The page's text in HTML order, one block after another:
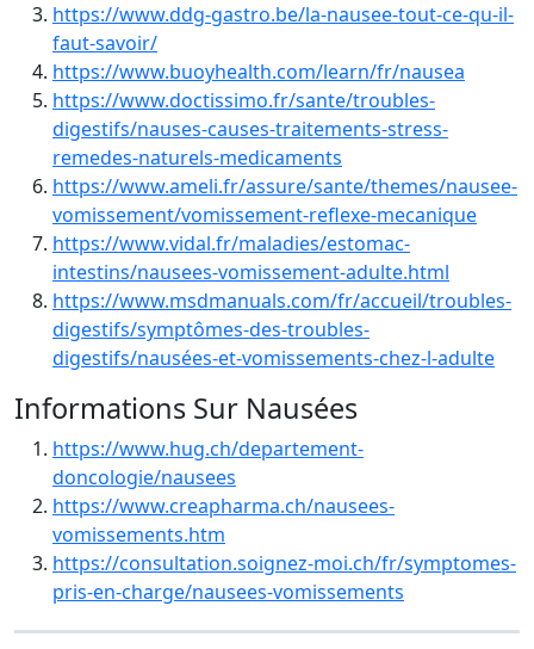
https://www.ddg-gastro.be/la-nausee-tout-ce-qu-il-
faut-savoir/
https://www.buoyhealth.com/learn/fr/nausea
https://www.doctissimo.fr/sante/troubles-
digestifs/nauses-causes-traitements-stress-
remedes-naturels-medicaments
https://www.ameli.fr/assure/sante/themes/nausee-
vomissement/vomissement-reflexe-mecanique
https://www.vidal.fr/maladies/estomac-
intestins/nausees-vomissement-adulte.html
https://www.msdmanuals.com/fr/accueil/troubles-
digestifs/symptômes-des-troubles-
digestifs/nausées-et-vomissements-chez-l-adulte
Informations Sur Nausées
https://www.hug.ch/departement-
doncologie/nausees
https://www.creapharma.ch/nausees-
vomissements.htm
https://consultation.soignez-moi.ch/fr/symptomes-
pris-en-charge/nausees-vomissements